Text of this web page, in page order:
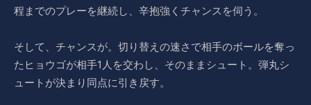
程までのプレーを継続し、辛抱強くチャンスを伺う。
そして、チャンスが。切り替えの速さで相手のボールを奪っ
たヒョウゴが相手1人を交わし、そのままシュート。弾丸シ
ュートが決まり同点に引き戻す。